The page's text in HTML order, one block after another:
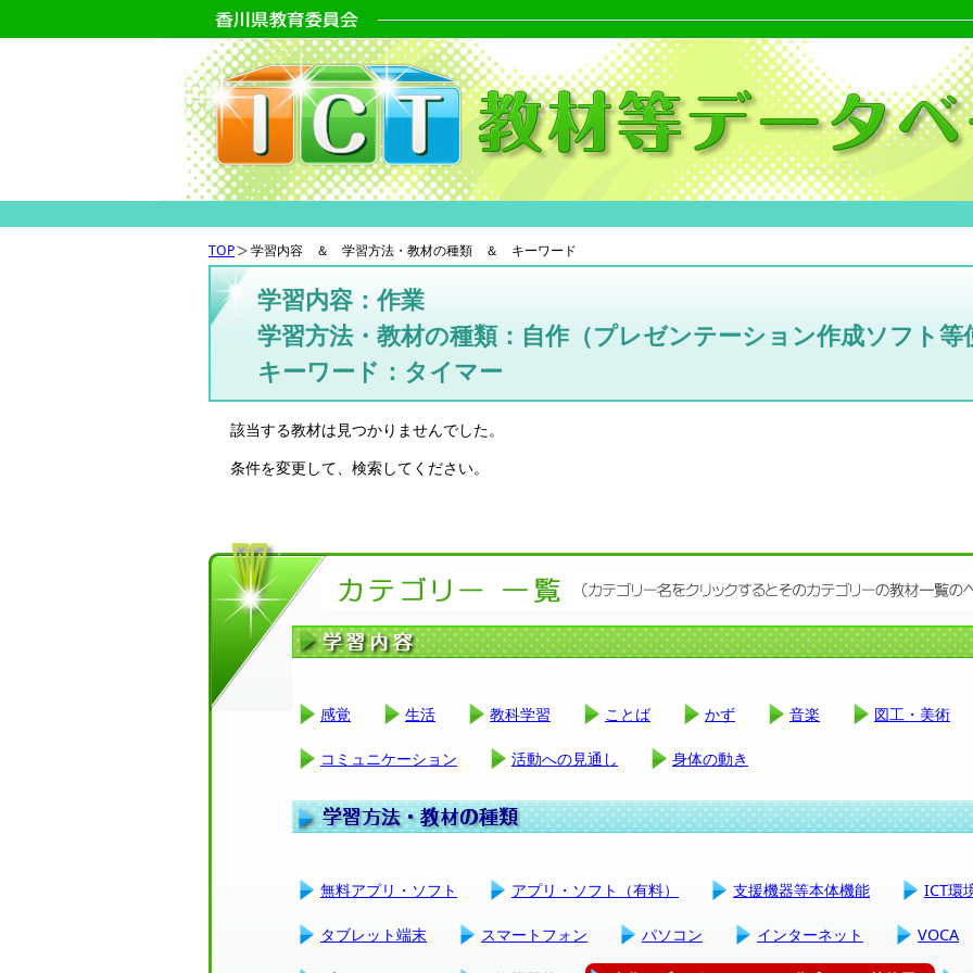
TOP 学習内容 ＆ 学習方法・教材の種類 ＆ キーワード
学習内容：作業
学習方法・教材の種類：自作（プレゼンテーション作成ソフト等
キーワード：タイマー
該当する教材は見つかりませんでした。
条件を変更して、検索してください。
感覚 生活 教科学習 ことば かず 音楽 図工・美術
コミュニケーション 活動への見通し 身体の動き
無料アプリ・ソフト アプリ・ソフト（有料） 支援機器等本体機能 ICT環
タブレット端末 スマートフォン パソコン インターネット VOCA